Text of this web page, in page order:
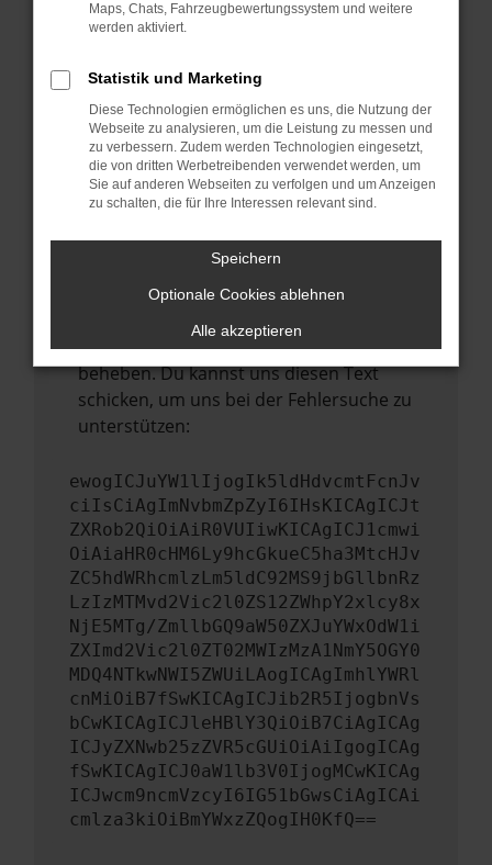
Das kann manchmal helfen,
vorübergehende Probleme zu beheben.
Stelle sicher, dass dein Browser und dein
Betriebssystem auf dem neuesten Stand
sind.
Veraltete Software birgt nicht nur ein
Sicherheitsrisiko, sondern kann auch dazu
führen, dass bestimmte Funktionen nicht
Wende dich an den Webseitenbetreiber.
Wenn du alle oben genannten Schritte
versucht hast, kontaktiere uns bitte. Wir
werden versuchen, das Problem zu
beheben. Du kannst uns diesen Text
schicken, um uns bei der Fehlersuche zu
unterstützen:
ewogICJuYW1lIjogIk5ldHdvcmtFcnJv
ciIsCiAgImNvbmZpZyI6IHsKICAgICJt
ZXRob2QiOiAiR0VUIiwKICAgICJ1cmwi
OiAiaHR0cHM6Ly9hcGkueC5ha3MtcHJv
ZC5hdWRhcmlzLm5ldC92MS9jbGllbnRz
LzIzMTMvd2Vic2l0ZS12ZWhpY2xlcy8x
NjE5MTg/ZmllbGQ9aW50ZXJuYWxOdW1i
ZXImd2Vic2l0ZT02MWIzMzA1NmY5OGY0
MDQ4NTkwNWI5ZWUiLAogICAgImhlYWRl
cnMiOiB7fSwKICAgICJib2R5IjogbnVs
bCwKICAgICJleHBlY3QiOiB7CiAgICAg
ICJyZXNwb25zZVR5cGUiOiAiIgogICAg
fSwKICAgICJ0aW1lb3V0IjogMCwKICAg
ICJwcm9ncmVzcyI6IG51bGwsCiAgICAi
cmlza3kiOiBmYWxzZQogIH0KfQ==
Maps, Chats, Fahrzeugbewertungssystem und weitere
werden aktiviert.
Statistik und Marketing
Diese Technologien ermöglichen es uns, die Nutzung der
Webseite zu analysieren, um die Leistung zu messen und
zu verbessern. Zudem werden Technologien eingesetzt,
die von dritten Werbetreibenden verwendet werden, um
Sie auf anderen Webseiten zu verfolgen und um Anzeigen
zu schalten, die für Ihre Interessen relevant sind.
Speichern
Optionale Cookies ablehnen
Alle akzeptieren